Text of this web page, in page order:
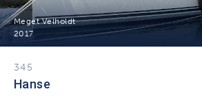
Meget Velholdt
2017
345
Hanse